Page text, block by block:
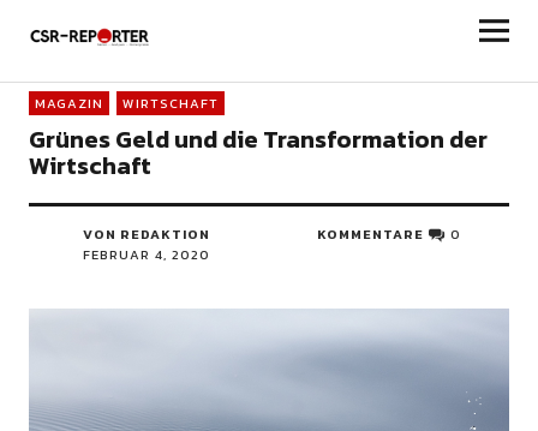
csr-reporter
MAGAZIN WIRTSCHAFT
Grünes Geld und die Transformation der
Wirtschaft
VON REDAKTION
FEBRUAR 4, 2020
KOMMENTARE 0